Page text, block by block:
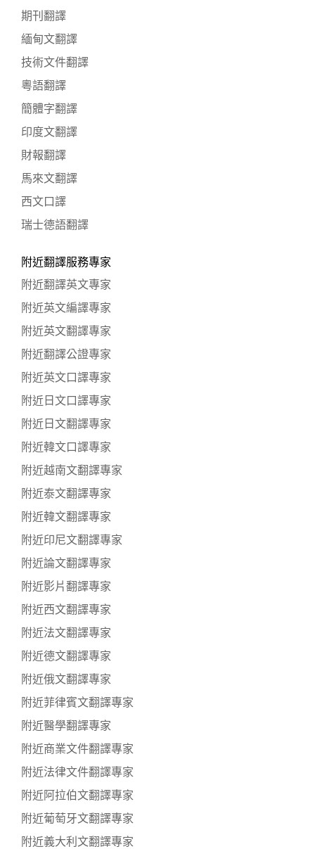
期刊翻譯
緬甸文翻譯
技術文件翻譯
粵語翻譯
簡體字翻譯
印度文翻譯
財報翻譯
馬來文翻譯
西文口譯
瑞士德語翻譯
附近翻譯服務專家
附近翻譯英文專家
附近英文編譯專家
附近英文翻譯專家
附近翻譯公證專家
附近英文口譯專家
附近日文口譯專家
附近日文翻譯專家
附近韓文口譯專家
附近越南文翻譯專家
附近泰文翻譯專家
附近韓文翻譯專家
附近印尼文翻譯專家
附近論文翻譯專家
附近影片翻譯專家
附近西文翻譯專家
附近法文翻譯專家
附近德文翻譯專家
附近俄文翻譯專家
附近菲律賓文翻譯專家
附近醫學翻譯專家
附近商業文件翻譯專家
附近法律文件翻譯專家
附近阿拉伯文翻譯專家
附近葡萄牙文翻譯專家
附近義大利文翻譯專家